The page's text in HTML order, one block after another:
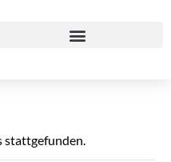
stattgefunden.